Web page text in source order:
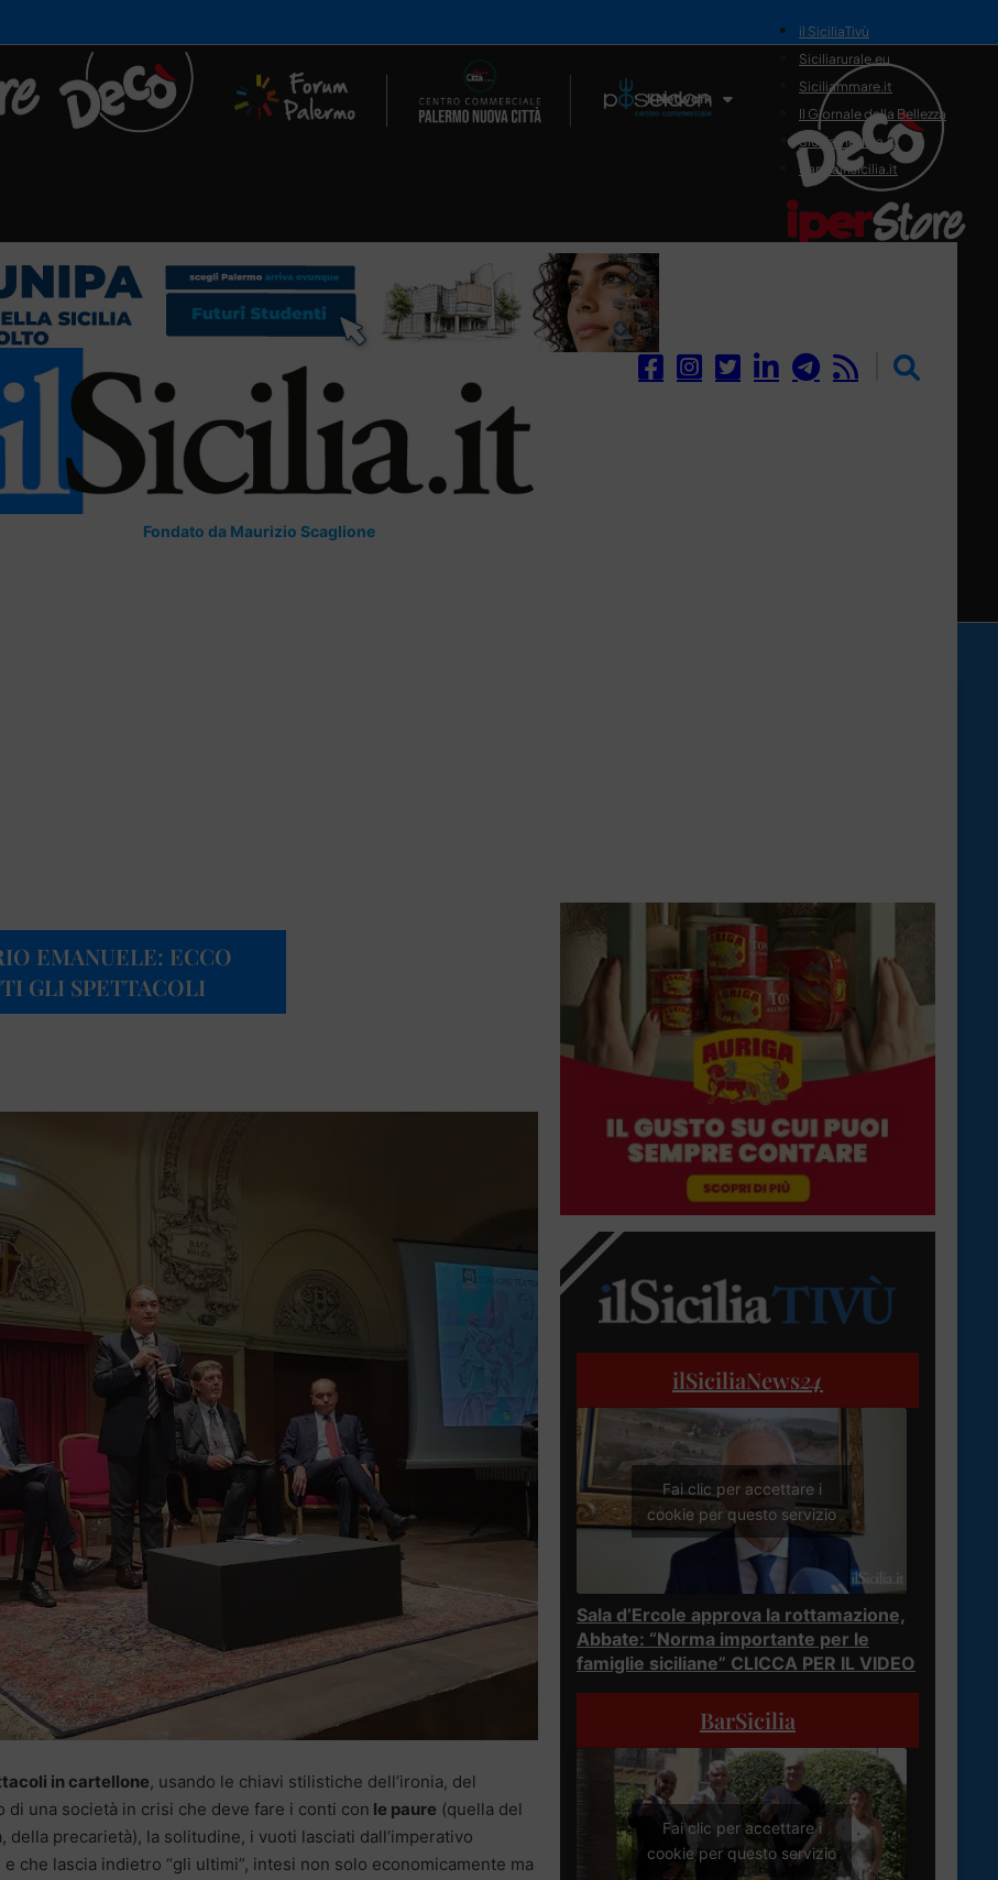
Il Network
il SiciliaTivù
Siciliarurale.eu
Siciliammare.it
Il Giornale della Bellezza
Siciliamedica.it
Sanitainsicilia.it
Fondato da Maurizio Scaglione
EMANUELE: ECCO
GLI SPETTACOLI
in cartellone, usando le chiavi stilistiche dell’ironia, del
di una società in crisi che deve fare i conti con le paure (quella del
della precarietà), la solitudine, i vuoti lasciati dall’imperativo
e che lascia indietro “gli ultimi”, intesi non solo economicamente ma
ilSiciliaNews24
Fai clic per accettare i
cookie per questo servizio
Sala d’Ercole approva la rottamazione,
Abbate: “Norma importante per le
famiglie siciliane” CLICCA PER IL VIDEO
BarSicilia
Fai clic per accettare i
cookie per questo servizio